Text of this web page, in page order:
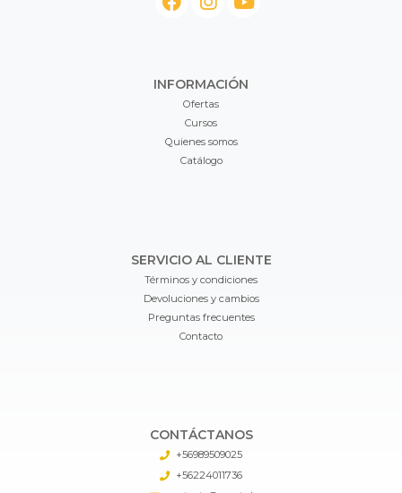
INFORMACIÓN
Ofertas
Cursos
Quienes somos
Catálogo
SERVICIO AL CLIENTE
Términos y condiciones
Devoluciones y cambios
Preguntas frecuentes
Contacto
CONTÁCTANOS
+56989509025
+56224011736